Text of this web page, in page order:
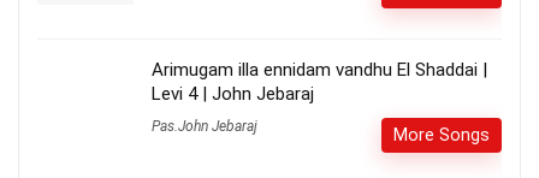
Arimugam illa ennidam vandhu El Shaddai |
Levi 4 | John Jebaraj
Pas.John Jebaraj More Songs